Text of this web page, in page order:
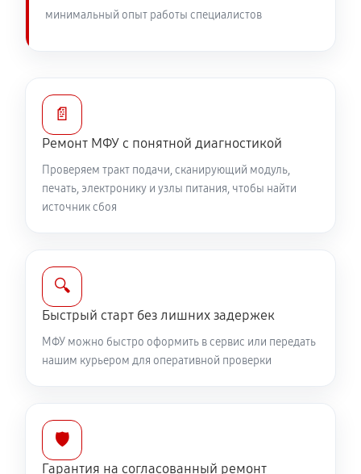
минимальный опыт работы специалистов
📄
Ремонт МФУ с понятной диагностикой
Проверяем тракт подачи, сканирующий модуль,
печать, электронику и узлы питания, чтобы найти
источник сбоя
🔍
Быстрый старт без лишних задержек
МФУ можно быстро оформить в сервис или передать
нашим курьером для оперативной проверки
🛡️
Гарантия на согласованный ремонт